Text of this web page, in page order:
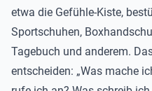
etwa die Gefühle-Kiste,
Sportschuhen,
Tagebuch und anderem.
entscheiden: „Was mache